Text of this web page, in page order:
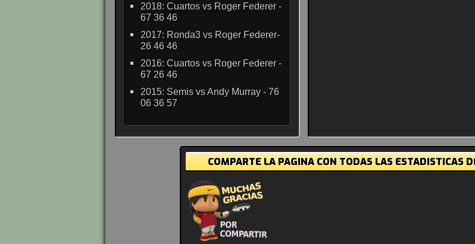
2018: Cuartos vs Roger Federer -
67 36 46
2017: Ronda3 vs Roger Federer-
26 46 46
2016: Cuartos vs Roger Federer -
67 26 46
2015: Semis vs Andy Murray - 76
06 36 57
COMPARTE LA PAGINA CON TODAS LAS ESTADISTICAS